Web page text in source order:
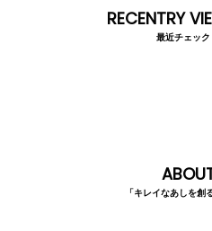
RECENTRY
最近チェッ
「キレイなあしを創